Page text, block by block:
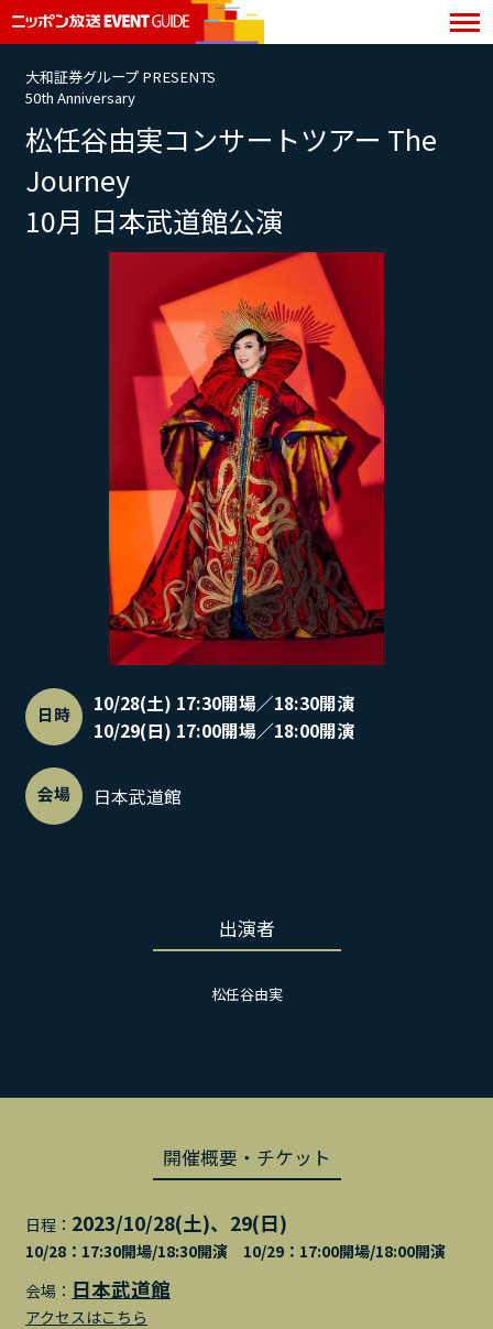
大和証券グループ PRESENTS
50th Anniversary
松任谷由実コンサートツアー The
Journey
10月 日本武道館公演
日時
10/28(土) 17:30開場／18:30開演
10/29(日) 17:00開場／18:00開演
会場 日本武道館
出演者
松任谷由実
開催概要・チケット
日程： 2023/10/28(土)、29(日)
10/28：17:30開場/18:30開演 10/29：17:00開場/18:00開演
会場： 日本武道館
アクセスはこちら